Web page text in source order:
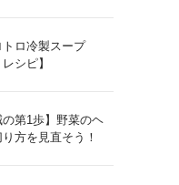
ロ冷製スープ
シピ】
の第1歩】野菜のヘ
方を見直そう！